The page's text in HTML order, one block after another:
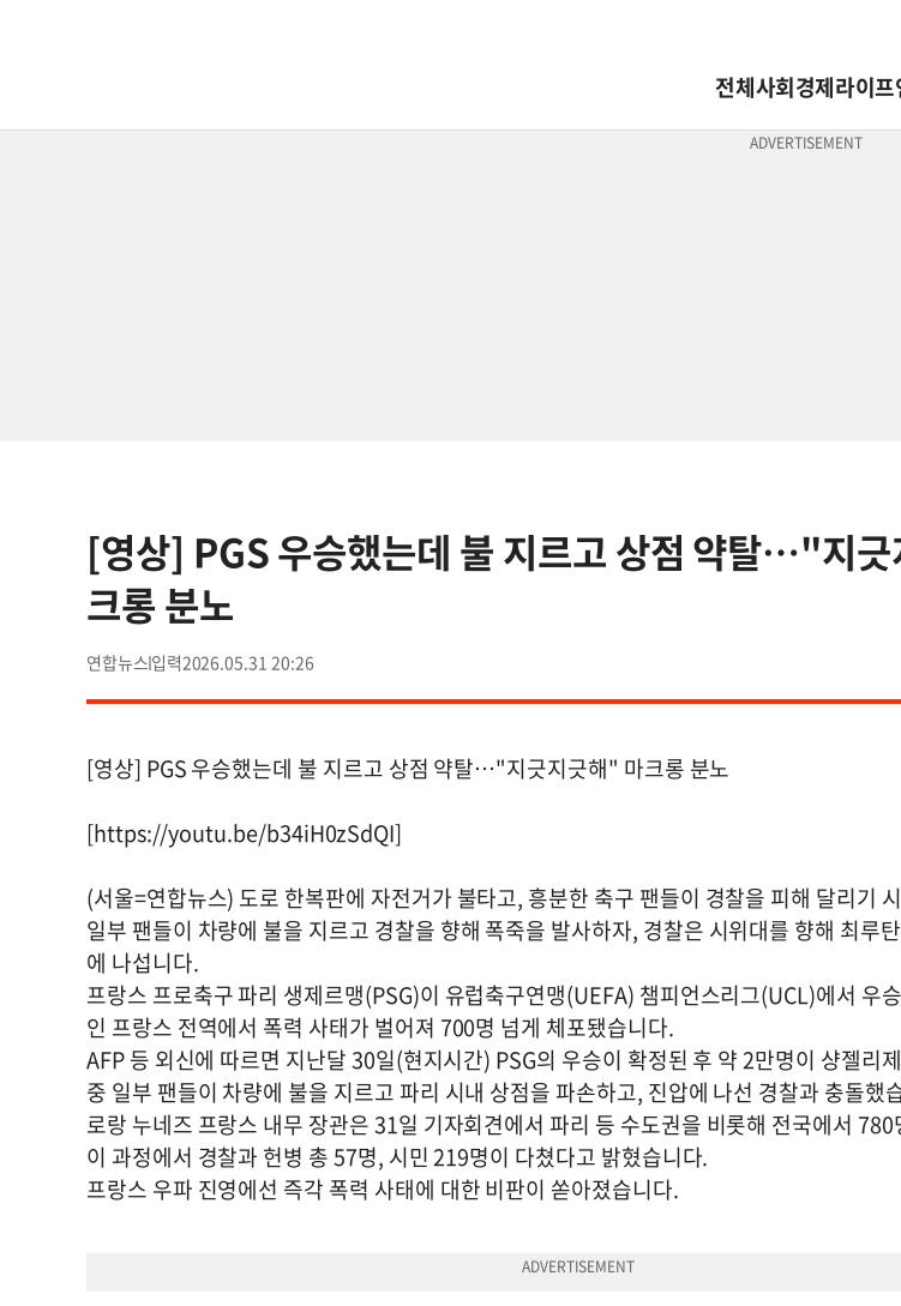
전체사회경제라이프
[영상] PGS 우승했는데 불 지르고 상점 약탈…"지
크롱 분노
연합뉴스 2026.05.31 20:26
[영상] PGS 우승했는데 불 지르고 상점 약탈…"지긋지긋해" 마크롱 분노
[https://youtu.be/b34iH0zSdQI]
(서울=연합뉴스) 도로 한복판에 자전거가 불타고, 흥분한 축구 팬들이 경찰을 피해 달리기
일부 팬들이 차량에 불을 지르고 경찰을 향해 폭죽을 발사하자, 경찰은 시위대를 향해 최루
에 나섭니다.
프랑스 프로축구 파리 생제르맹(PSG)이 유럽축구연맹(UEFA) 챔피언스리그(UCL)에서 우
인 프랑스 전역에서 폭력 사태가 벌어져 700명 넘게 체포됐습니다.
AFP 등 외신에 따르면 지난달 30일(현지시간) PSG의 우승이 확정된 후 약 2만명이 샹젤리
중 일부 팬들이 차량에 불을 지르고 파리 시내 상점을 파손하고, 진압에 나선 경찰과 충돌했
로랑 누네즈 프랑스 내무 장관은 31일 기자회견에서 파리 등 수도권을 비롯해 전국에서
이 과정에서 경찰과 헌병 총 57명, 시민 219명이 다쳤다고 밝혔습니다.
프랑스 우파 진영에선 즉각 폭력 사태에 대한 비판이 쏟아졌습니다.